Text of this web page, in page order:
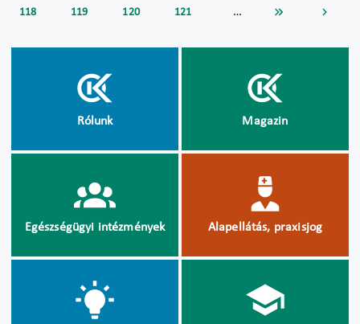
118 119 120 121 …
Rólunk Magazin
Egészségügyi intézmények Alapellátás, praxisjog